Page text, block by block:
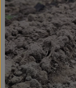
Ökokisten
Obst & Gemüse
Kühltheke
Backwaren